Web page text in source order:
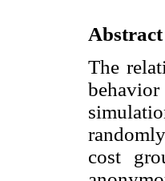
Abstract
The
cost